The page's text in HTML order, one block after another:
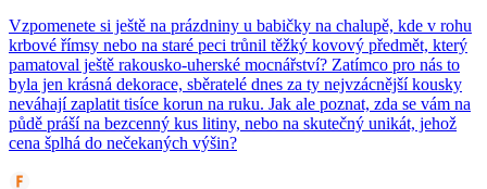
Vzpomenete si ještě na prázdniny u babičky na chalupě, kde v rohu
krbové římsy nebo na staré peci trůnil těžký kovový předmět, který
pamatoval ještě rakousko-uherské mocnářství? Zatímco pro nás to
byla jen krásná dekorace, sběratelé dnes za ty nejvzácnější kousky
neváhají zaplatit tisíce korun na ruku. Jak ale poznat, zda se vám na
půdě práší na bezcenný kus litiny, nebo na skutečný unikát, jehož
cena šplhá do nečekaných výšin?